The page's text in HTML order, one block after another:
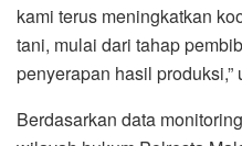
kami terus meningkatkan
tani, mulai dari tahap
penyerapan hasil produksi,”
Berdasarkan data